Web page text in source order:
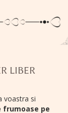
LIBER
voastra si
frumoase pe